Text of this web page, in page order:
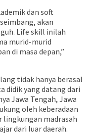
dan soft
akan
Life skill inilah
murid-murid
di masa depan,”
tidak hanya berasal
didik yang datang dari
Jawa Tengah, Jawa
oleh keberadaan
lingkungan madrasah
dari luar daerah.